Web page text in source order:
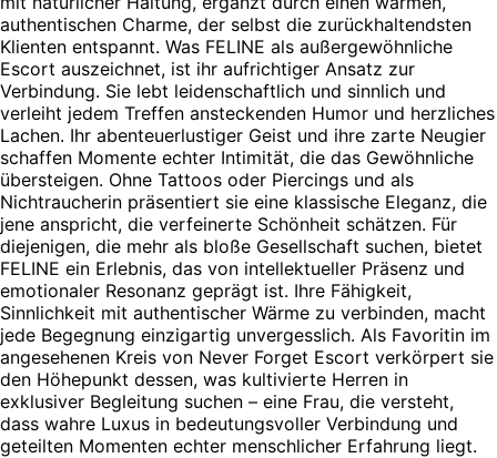
authentischen Charme, der selbst die zurückhaltendsten
Klienten entspannt. Was FELINE als außergewöhnliche
Escort auszeichnet, ist ihr aufrichtiger Ansatz zur
Verbindung. Sie lebt leidenschaftlich und sinnlich und
verleiht jedem Treffen ansteckenden Humor und herzliches
Lachen. Ihr abenteuerlustiger Geist und ihre zarte Neugier
schaffen Momente echter Intimität, die das Gewöhnliche
übersteigen. Ohne Tattoos oder Piercings und als
Nichtraucherin präsentiert sie eine klassische Eleganz, die
jene anspricht, die verfeinerte Schönheit schätzen. Für
diejenigen, die mehr als bloße Gesellschaft suchen, bietet
FELINE ein Erlebnis, das von intellektueller Präsenz und
emotionaler Resonanz geprägt ist. Ihre Fähigkeit,
Sinnlichkeit mit authentischer Wärme zu verbinden, macht
jede Begegnung einzigartig unvergesslich. Als Favoritin im
angesehenen Kreis von Never Forget Escort verkörpert sie
den Höhepunkt dessen, was kultivierte Herren in
exklusiver Begleitung suchen – eine Frau, die versteht,
dass wahre Luxus in bedeutungsvoller Verbindung und
geteilten Momenten echter menschlicher Erfahrung liegt.